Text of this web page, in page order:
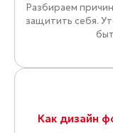
Разбираем
защитить себя.
Как дизайн